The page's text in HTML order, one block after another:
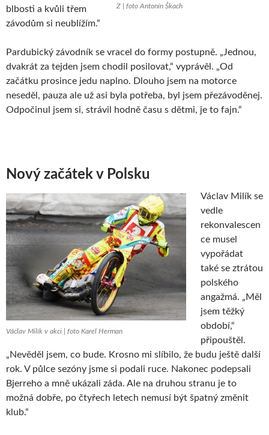
Z | foto Antonín Škach
blbosti a kvůli třem
závodům si neublížím.“
Pardubický závodník se vracel do formy postupně. „Jednou,
dvakrát za tejden jsem chodil posilovat,“ vyprávěl. „Od
začátku prosince jedu naplno. Dlouho jsem na motorce
neseděl, pauza ale už asi byla potřeba, byl jsem přezávoděnej.
Odpočinul jsem si, strávil hodně času s dětmi, je to fajn.“
Nový začátek v Polsku
Václav Milík v akci | foto Karel Herman
Václav Milík se
vedle
rekonvalescen
ce musel
vypořádat
také se ztrátou
polského
angažmá. „Měl
jsem těžký
období,“
připouštěl.
„Nevěděl jsem, co bude. Krosno mi slíbilo, že budu ještě další
rok. V půlce sezóny jsme si podali ruce. Nakonec podepsali
Bjerreho a mně ukázali záda. Ale na druhou stranu je to
možná dobře, po čtyřech letech nemusí být špatný změnit
klub.“